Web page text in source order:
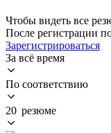
Чтобы видеть все
После регистрации
Зарегистрироваться
За всё время
По соответствию
20 резюме